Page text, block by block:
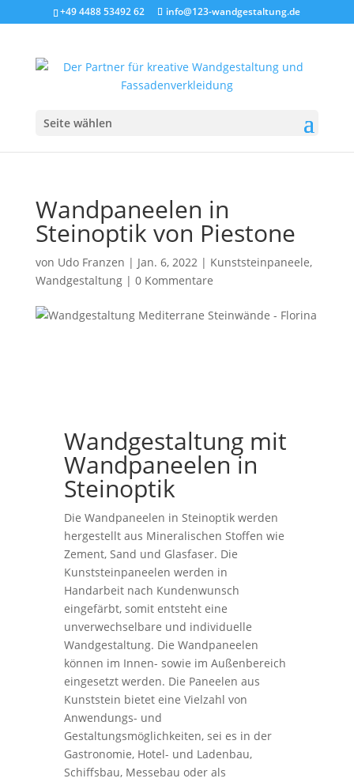
+49 4488 53492 62 info@123-wandgestaltung.de
Seite wählen
Wandpaneelen in
Steinoptik von Piestone
von Udo Franzen | Jan. 6, 2022| Kunststeinpaneele,
Wandgestaltung| 0 Kommentare
Wandgestaltung mit
Wandpaneelen in
Steinoptik
Die Wandpaneelen in Steinoptik werden
hergestellt aus Mineralischen Stoffen wie
Zement, Sand und Glasfaser. Die
Kunststeinpaneelen werden in
Handarbeit nach Kundenwunsch
eingefärbt, somit entsteht eine
unverwechselbare und individuelle
Wandgestaltung. Die Wandpaneelen
können im Innen- sowie im Außenbereich
eingesetzt werden. Die Paneelen aus
Kunststein bietet eine Vielzahl von
Anwendungs- und
Gestaltungsmöglichkeiten, sei es in der
Gastronomie, Hotel- und Ladenbau,
Schiffsbau, Messebau oder als